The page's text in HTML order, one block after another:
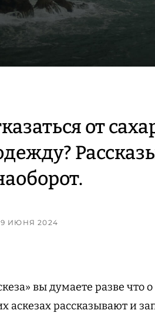
от
ИЮНЯ 2024
вы думаете разве
аскезах рассказывают и